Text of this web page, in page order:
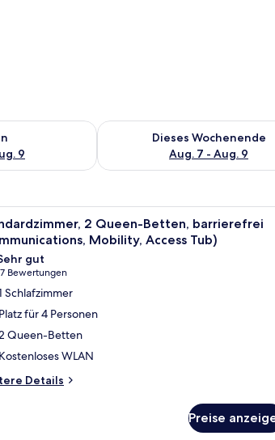
9
für morgen, Aug. 8 - Aug. 9.
Dieses Wochenende
Aug. 7 - Aug. 9
Überprüfe die Verfügbarkeit
kostenlose BabybettenEin Hotelzimmer mit zwei
2 Queen-Betten, barrierefrei
Mobility, Access Tub)
von 10
gut
Bewertungen
Schlafzimmer
Platz für 4 Personen
Queen-Betten
Kostenloses WLAN
Details
Preise